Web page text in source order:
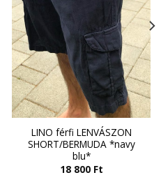
LINO férfi LENVÁSZON
SHORT/BERMUDA *navy
blu*
18 800 Ft